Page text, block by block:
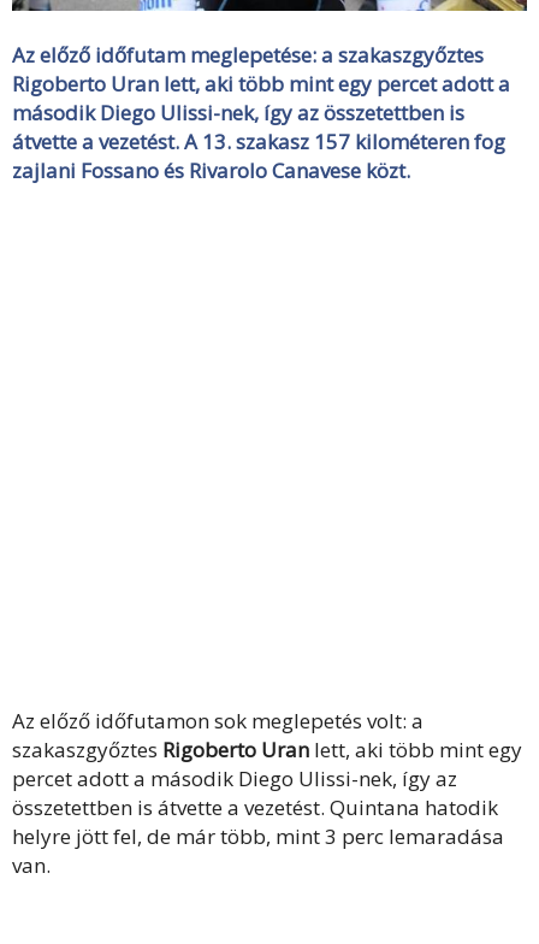
Az előző időfutam meglepetése: a szakaszgyőztes
Rigoberto Uran lett, aki több mint egy percet adott a
második Diego Ulissi-nek, így az összetettben is
átvette a vezetést. A 13. szakasz 157 kilométeren fog
zajlani Fossano és Rivarolo Canavese közt.
Az előző időfutamon sok meglepetés volt: a
szakaszgyőztes Rigoberto Uran lett, aki több mint egy
percet adott a második Diego Ulissi-nek, így az
összetettben is átvette a vezetést. Quintana hatodik
helyre jött fel, de már több, mint 3 perc lemaradása
van.